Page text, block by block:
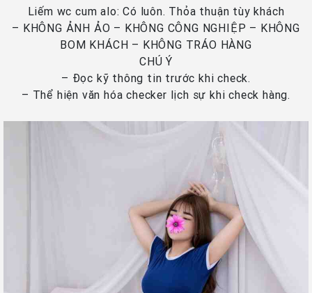
Liếm wc cum alo: Có luôn. Thỏa thuận tùy khách
– KHÔNG ẢNH ẢO – KHÔNG CÔNG NGHIỆP – KHÔNG
BOM KHÁCH – KHÔNG TRÁO HÀNG
CHÚ Ý
– Đọc kỹ thông tin trước khi check.
– Thể hiện văn hóa checker lịch sự khi check hàng.